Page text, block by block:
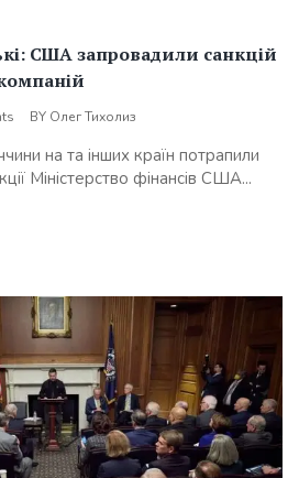
США запровадили санкцій
BY Олег Тихолиз
на та інших країн потрапили
Міністерство фінансів США...